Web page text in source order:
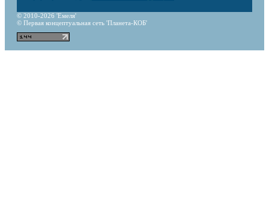
© 2010-2026 'Емеля'
© Первая концептуальная сеть 'Планета-КОБ'